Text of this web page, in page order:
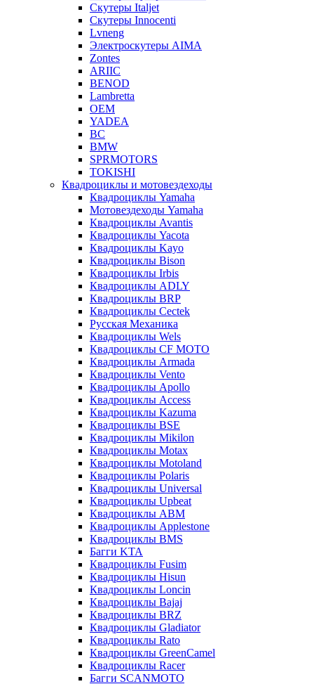
Скутеры Italjet
Скутеры Innocenti
Lvneng
Электроскутеры AIMA
Zontes
ARIIC
BENOD
Lambretta
OEM
YADEA
BC
BMW
SPRMOTORS
TOKISHI
Квадроциклы и мотовездеходы
Квадроциклы Yamaha
Мотовездеходы Yamaha
Квадроциклы Avantis
Квадроциклы Yacota
Квадроциклы Kayo
Квадроциклы Bison
Квадроциклы Irbis
Квадроциклы ADLY
Квадроциклы BRP
Квадроциклы Cectek
Русская Механика
Квадроциклы Wels
Квадроциклы CF MOTO
Квадроциклы Armada
Квадроциклы Vento
Квадроциклы Apollo
Квадроциклы Access
Квадроциклы Kazuma
Квадроциклы BSE
Квадроциклы Mikilon
Квадроциклы Motax
Квадроциклы Motoland
Квадроциклы Polaris
Квадроциклы Universal
Квадроциклы Upbeat
Квадроциклы ABM
Квадроциклы Applestone
Квадроциклы BMS
Багги KTA
Квадроциклы Fusim
Квадроциклы Hisun
Квадроциклы Loncin
Квадроциклы Bajaj
Квадроциклы BRZ
Квадроциклы Gladiator
Квадроциклы Rato
Квадроциклы GreenCamel
Квадроциклы Racer
Багги SCANMOTO